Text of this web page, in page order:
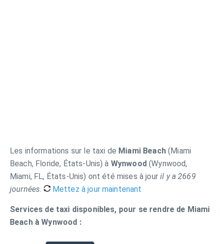
Les informations sur le taxi de Miami Beach(Miami
Beach, Floride, États-Unis) à Wynwood(Wynwood,
Miami, FL, États-Unis) ont été mises à jouril y a 2669
journées. Mettez à jour maintenant
Services de taxi disponibles, pour se rendre de Miami
Beach à Wynwood :